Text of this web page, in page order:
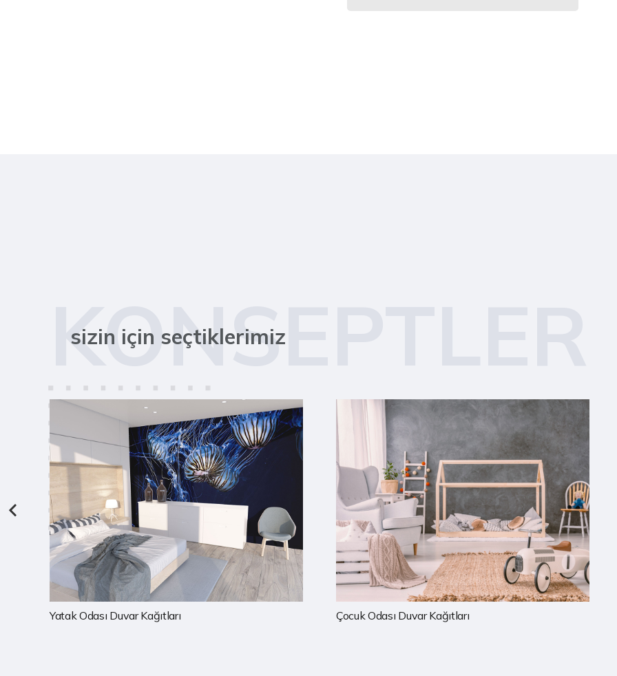
KONSEPTLER
sizin için seçtiklerimiz
Yatak Odası Duvar Kağıtları Çocuk Odası Duvar Kağıtları